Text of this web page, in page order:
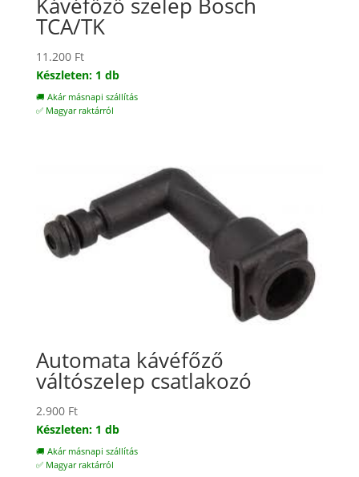
Kávéfőző szelep Bosch
TCA/TK
11.200 Ft
Készleten: 1 db
🚚 Akár másnapi szállítás
✅ Magyar raktárról
Automata kávéfőző
váltószelep csatlakozó
2.900 Ft
Készleten: 1 db
🚚 Akár másnapi szállítás
✅ Magyar raktárról